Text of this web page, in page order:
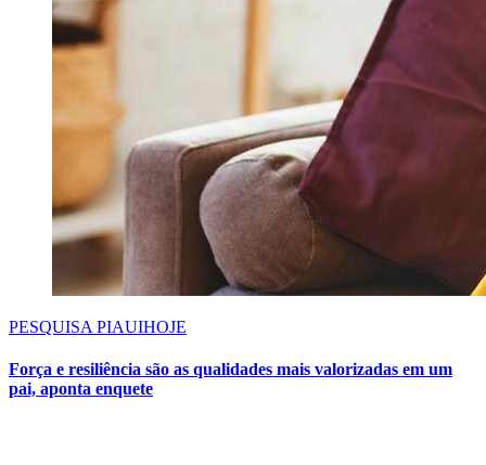
PESQUISA PIAUIHOJE
Força e resiliência são as qualidades mais valorizadas em um
pai, aponta enquete